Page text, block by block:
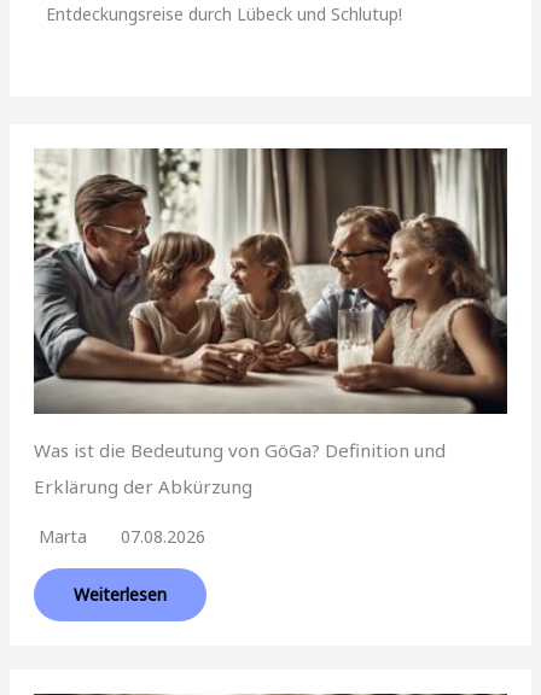
Entdeckungsreise durch Lübeck und Schlutup!
Was ist die Bedeutung von GöGa? Definition und
Erklärung der Abkürzung
Marta 07.08.2026
Weiterlesen